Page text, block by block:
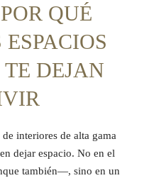
QUÉ
TE DEJAN
interiores de alta gama
dejar espacio. No en el
también—, sino en un